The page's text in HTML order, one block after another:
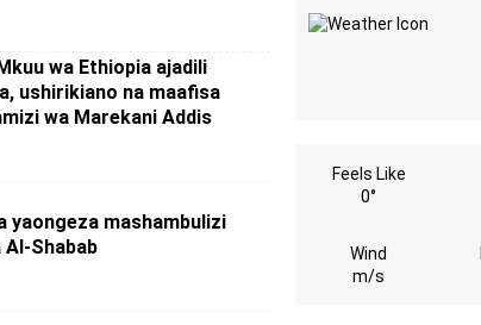
wa Ethiopia ajadili
ushirikiano na maafisa
wa Marekani Addis
yaongeza mashambulizi
Al-Shabab
Feels Like
0°
Wind
m/s